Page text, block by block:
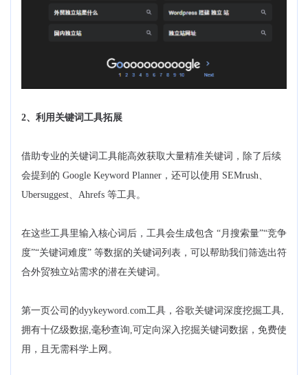
2、利用关键词工具拓展
借助专业的关键词工具能高效获取大量精准关键词，除了后续
会提到的 Google Keyword Planner，还可以使用 SEMrush、
Ubersuggest、Ahrefs 等工具。
在这些工具里输入核心词后，工具会生成包含 “月搜索量”“竞争
度”“关键词难度” 等数据的关键词列表，可以帮助我们筛选出符
合外贸独立站需求的潜在关键词。
第一页公司的dyykeyword.com工具，谷歌关键词深度挖掘工具,
拥有十亿级数据,毫秒查询,可定向深入挖掘关键词数据，免费使
用，且无需科学上网。